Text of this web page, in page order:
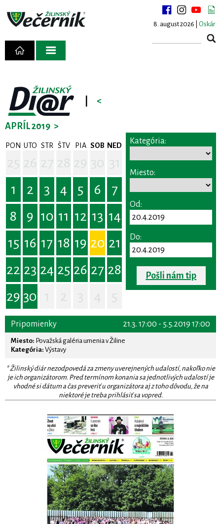
8. august 2026 | Oskár
<
APRÍL 2019 >
PON UTO STR ŠTV PIA SOB NED
1
2 3 4 5 6
7
8
9 10 11 12 13 14
15 16 17 18 19 20 21
22 23 24 25 26 27 28
29 30
Kategória:
Miesto:
Od:
Do:
Pošli nám tip
21.3. 17:00 - 5.5.2019 17:00
Pripomienky
Miesto: Považská galéria umenia v Žiline
Kategória: Výstavy
* Žilinský diár nezodpovedá za zmeny uverejnených udalostí, nakoľko nie
je ich organizátorom. Pred termínom konania sa jednotlivých udalostí je
vhodné si dátum a čas preveriť u organizátora aj z toho dôvodu, že na
niektoré je treba prihlásiť sa vopred.